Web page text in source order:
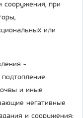
сооружения, при
или
-
и иные
негативные
и сооружения;